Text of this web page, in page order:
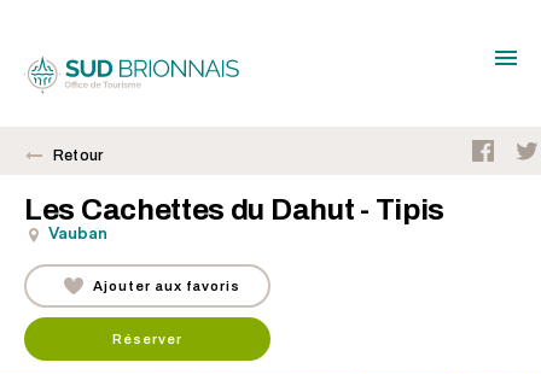
Retour
Les Cachettes du Dahut - Tipis
Vauban
Ajouter aux favoris
Réserver